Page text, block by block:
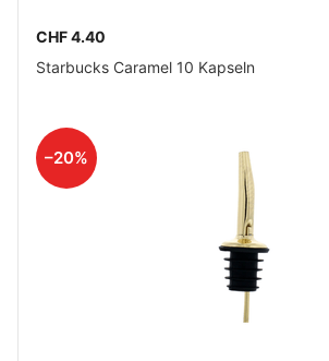
CHF 4.40
Starbucks Caramel 10 Kapseln
–20%